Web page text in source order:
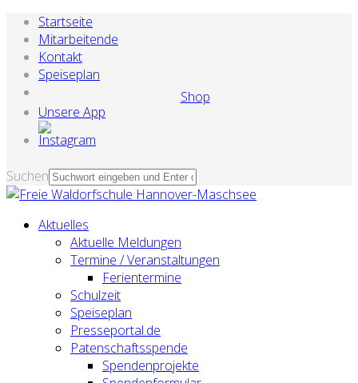
Startseite
Mitarbeitende
Kontakt
Speiseplan
Shop
Unsere App
Suchen
Aktuelles
Aktuelle Meldungen
Termine / Veranstaltungen
Ferientermine
Schulzeit
Speiseplan
Presseportal.de
Patenschaftsspende
Spendenprojekte